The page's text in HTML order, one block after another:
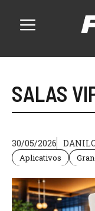
SALAS
30/05/2026
Aplicativos